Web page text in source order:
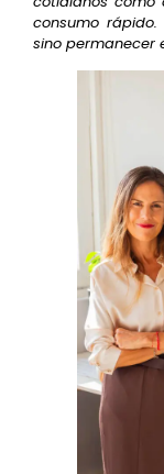
consumo
sino permanecer